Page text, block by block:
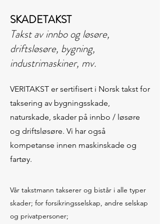
SKADETAKST
Takst av innbo og løsøre,
driftsløsøre, bygning,
industrimaskiner, mv.
VERITAKST er sertifisert i Norsk takst for
taksering av bygningsskade,
naturskade, skader på innbo / løsøre
og driftsløsøre. Vi har også
kompetanse innen maskinskade og
fartøy.
Vår takstmann takserer og bistår i alle typer
skader; for forsikringsselskap, andre selskap
og privatpersoner;